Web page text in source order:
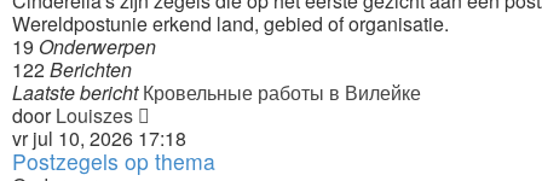
Wereldpostunie erkend land, gebied of organisatie.
19 Onderwerpen
122Berichten
Laatste bericht Кровельные работы в Вилейке
doorLouiszes
laatste
bericht
vr jul 10, 2026 17:18
Postzegels op thema